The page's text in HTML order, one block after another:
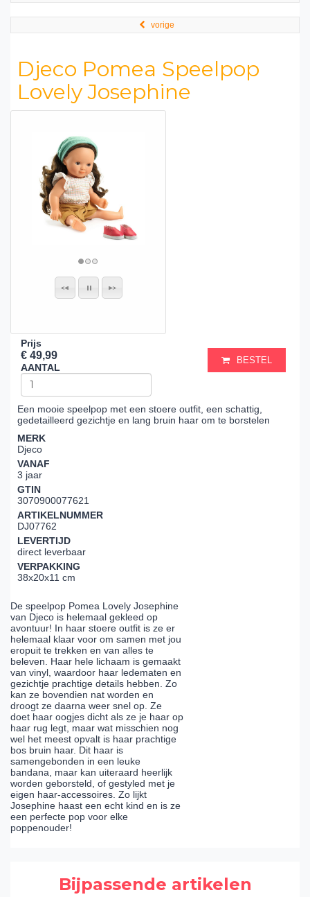
vorige
Djeco Pomea Speelpop
Lovely Josephine
Prijs
€ 49,99
AANTAL
BESTEL
Een mooie speelpop met een stoere outfit, een schattig,
gedetailleerd gezichtje en lang bruin haar om te borstelen
MERK
Djeco
VANAF
3 jaar
GTIN
3070900077621
ARTIKELNUMMER
DJ07762
LEVERTIJD
direct leverbaar
VERPAKKING
38x20x11 cm
De speelpop Pomea Lovely Josephine
van Djeco is helemaal gekleed op
avontuur! In haar stoere outfit is ze er
helemaal klaar voor om samen met jou
eropuit te trekken en van alles te
beleven. Haar hele lichaam is gemaakt
van vinyl, waardoor haar ledematen en
gezichtje prachtige details hebben. Zo
kan ze bovendien nat worden en
droogt ze daarna weer snel op. Ze
doet haar oogjes dicht als ze je haar op
haar rug legt, maar wat misschien nog
wel het meest opvalt is haar prachtige
bos bruin haar. Dit haar is
samengebonden in een leuke
bandana, maar kan uiteraard heerlijk
worden geborsteld, of gestyled met je
eigen haar-accessoires. Zo lijkt
Josephine haast een echt kind en is ze
een perfecte pop voor elke
poppenouder!
Bijpassende artikelen